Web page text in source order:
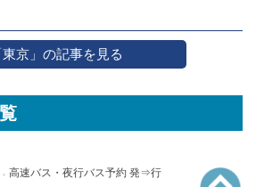
東京」の記事を見る
高速バス・夜行バス予約 発⇒行